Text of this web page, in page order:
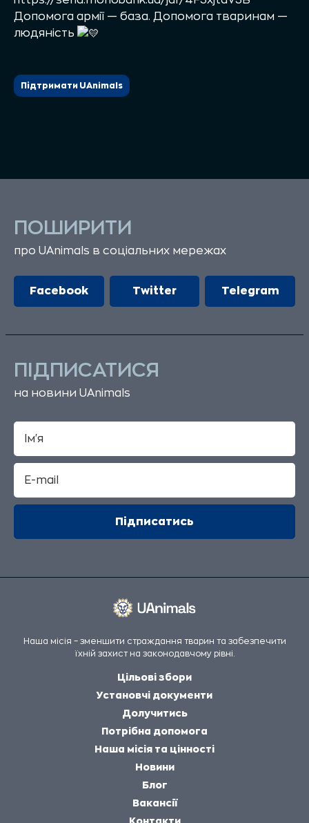
Допомога армії — база. Допомога тваринам —
людяність
Підтримати UAnimals
ПОШИРИТИ
про UAnimals в соціальних мережах
Facebook Twitter Telegram
ПІДПИСАТИСЯ
на новини UAnimals
Наша місія – зменшити страждання тварин та забезпечити
їхній захист на законодавчому рівні.
Цільові збори
Установчі документи
Долучитись
Потрібна допомога
Наша місія та цінності
Новини
Блог
Вакансії